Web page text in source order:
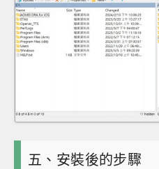
五、安裝後的步驟